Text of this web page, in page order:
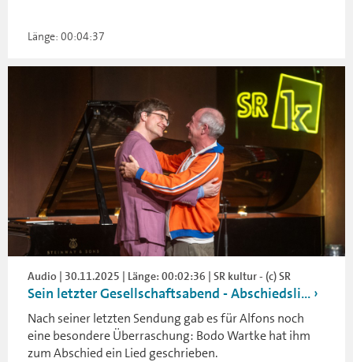
Länge: 00:04:37
Audio | 30.11.2025 | Länge: 00:02:36 | SR kultur - (c) SR
Sein letzter Gesellschaftsabend - Abschiedsli...
Nach seiner letzten Sendung gab es für Alfons noch
eine besondere Überraschung: Bodo Wartke hat ihm
zum Abschied ein Lied geschrieben.